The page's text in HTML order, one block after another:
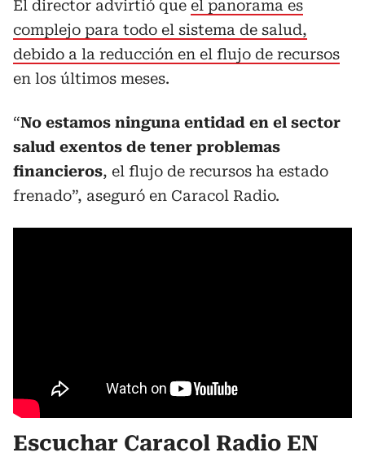
El director advirtió que el panorama es
complejo para todo el sistema de salud,
debido a la reducción en el flujo de recursos
en los últimos meses.
“No estamos ninguna entidad en el sector
salud exentos de tener problemas
financieros, el flujo de recursos ha estado
frenado”, aseguró en Caracol Radio.
Escuchar Caracol Radio EN